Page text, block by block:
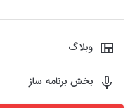
وبلاگ
بخش برنامه ساز